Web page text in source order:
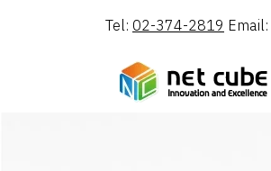
Tel: 02-374-2819 Email: